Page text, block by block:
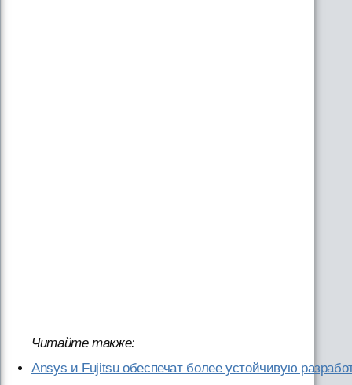
Читайте также:
Ansys и Fujitsu обеспечат более устойчивую